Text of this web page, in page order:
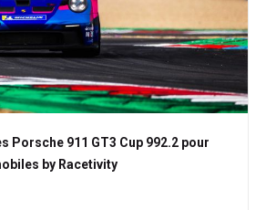
Porsche 911 GT3 Cup 992.2 pour
by Racetivity